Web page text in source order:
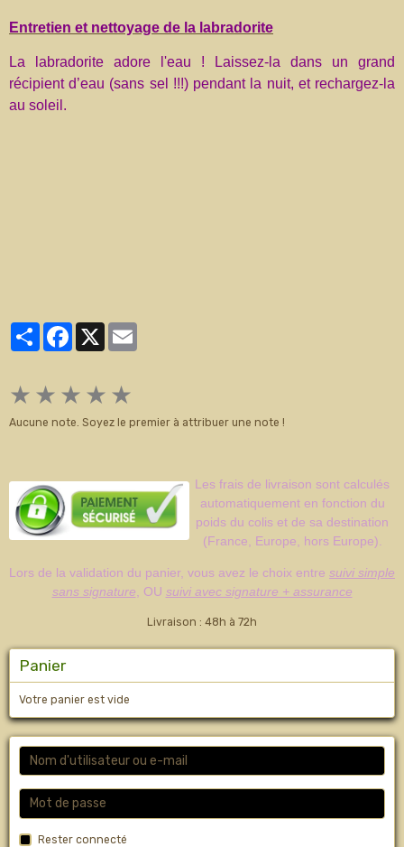
Entretien et nettoyage de la labradorite
La labradorite adore l'eau ! Laissez-la dans un grand
récipient d’eau (sans sel !!!) pendant la nuit, et rechargez-la
au soleil.
PartagerFacebook
★ ★ ★ ★ ★
Aucune note. Soyez le premier à attribuer une note !
Les frais de livraison sont calculés
automatiquement en fonction du
poids du colis et de sa destination
(France, Europe, hors Europe).
Lors de la validation du panier, vous avez le choix entre suivi simple
sans signature , OU suivi avec signature + assurance
Livraison : 48h à 72h
Panier
Votre panier est vide
Rester connecté